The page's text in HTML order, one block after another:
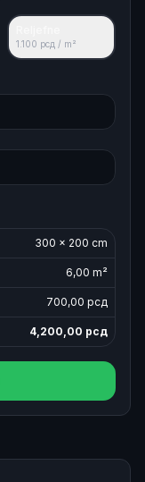
1.100 рсд / m²
300 × 200 cm
6,00 m²
700,00 рсд
4,200,00 рсд